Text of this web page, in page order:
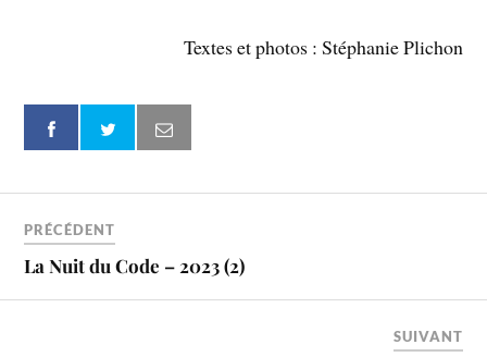
Textes et photos : Stéphanie Plichon
PRÉCÉDENT
La Nuit du Code – 2023 (2)
SUIVANT